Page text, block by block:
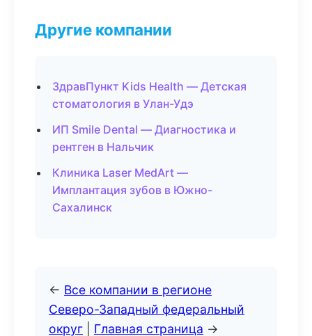
Другие компании
ЗдравПункт Kids Health — Детская
стоматология в Улан-Удэ
ИП Smile Dental — Диагностика и
рентген в Нальчик
Клиника Laser MedArt —
Имплантация зубов в Южно-
Сахалинск
← Все компании в регионе
Северо-Западный федеральный
округ
Главная страница →